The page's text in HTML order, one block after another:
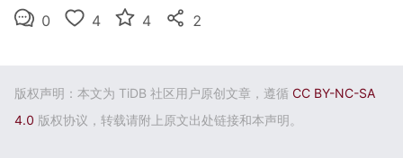
0 4 4 2
版权声明：本文为 TiDB 社区用户原创文章，遵循 CC BY-NC-SA
4.0 版权协议，转载请附上原文出处链接和本声明。